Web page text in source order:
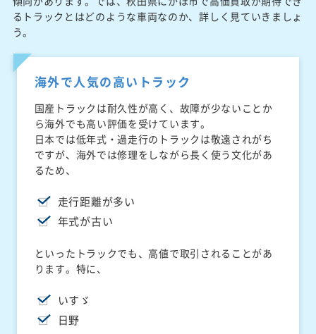
るトラックとはどのような車両なのか、詳しく見ていきましょ
う。
海外で人気の高いトラック
国産トラックは耐久性が高く、故障が少ないことか
ら海外でも高い評価を受けています。
日本では低年式・過走行のトラックは敬遠されがち
ですが、海外では修理をしながら長く使う文化があ
るため、
走行距離が多い
年式が古い
といったトラックでも、高値で取引されることがあ
ります。特に、
いすゞ
日野